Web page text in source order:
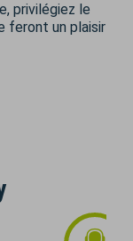
privilégiez le
feront un plaisir